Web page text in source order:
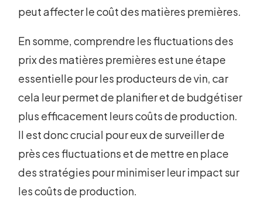
peut affecter le coût des matières premières.
En somme, comprendre les fluctuations des
prix des matières premières est une étape
essentielle pour les producteurs de vin, car
cela leur permet de planifier et de budgétiser
plus efficacement leurs coûts de production.
Il est donc crucial pour eux de surveiller de
près ces fluctuations et de mettre en place
des stratégies pour minimiser leur impact sur
les coûts de production.